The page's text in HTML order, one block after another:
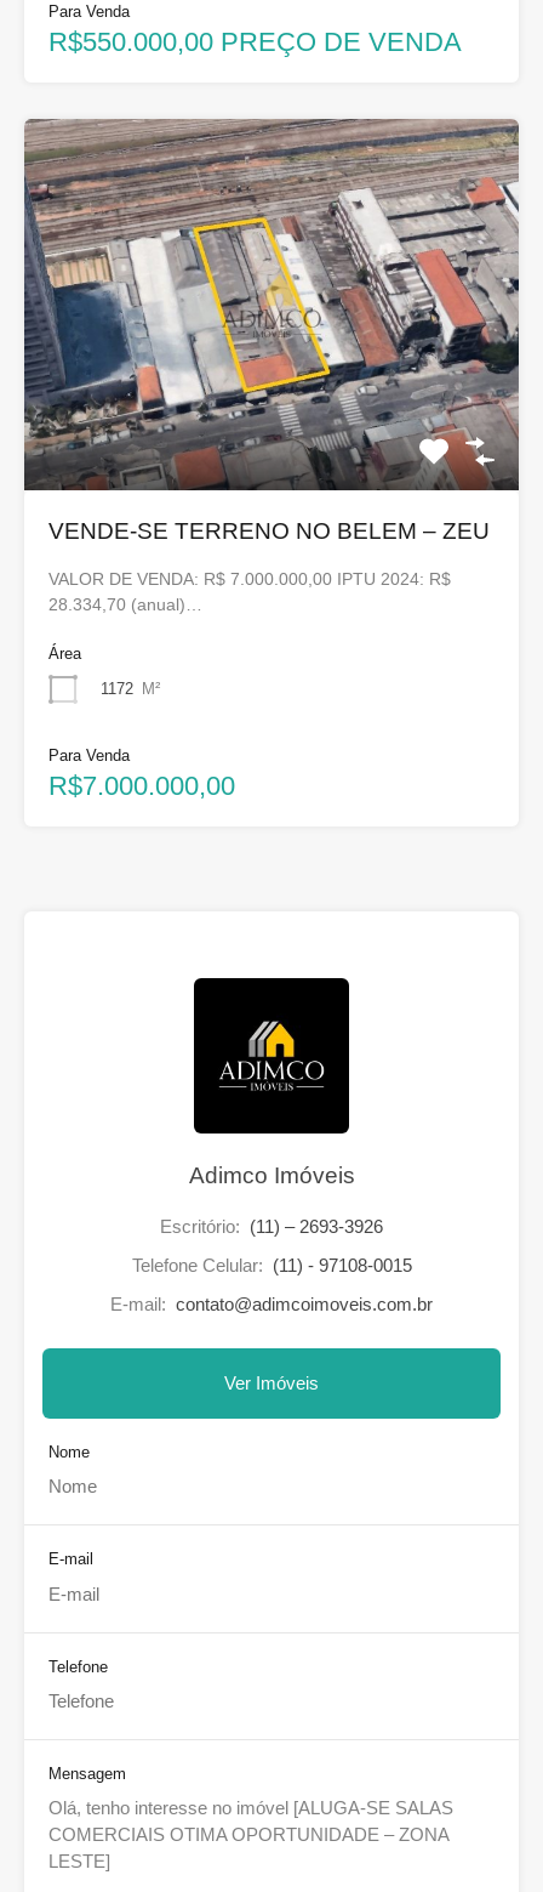
Para Venda
R$550.000,00 PREÇO DE VENDA
VENDE-SE TERRENO NO BELEM – ZEU
VALOR DE VENDA: R$ 7.000.000,00 IPTU 2024: R$
28.334,70 (anual)…
Área
1172 M²
Para Venda
R$7.000.000,00
Adimco Imóveis
Escritório: (11) – 2693-3926
Telefone Celular: (11) - 97108-0015
E-mail: contato@adimcoimoveis.com.br
Ver Imóveis
Nome
E-mail
Telefone
Mensagem